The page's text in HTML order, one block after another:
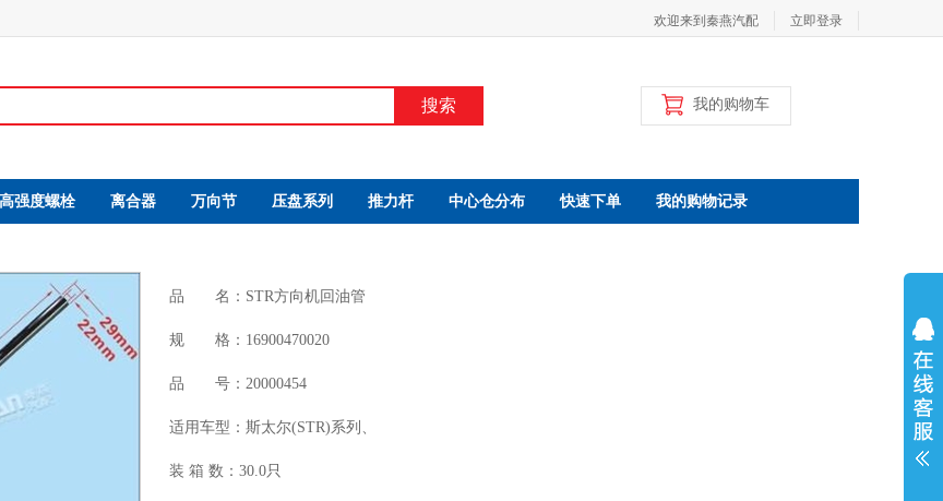
欢迎来到秦燕汽配 立即登录
我的购物车
搜索
高强度螺栓 离合器 万向节 压盘系列 推力杆 中心仓分布 快速下单 我的购物记录
品 名： STR方向机回油管
规 格： 16900470020
品 号： 20000454
适用车型： 斯太尔(STR)系列、
装 箱 数： 30.0只